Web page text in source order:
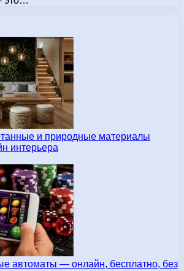
и природные материалы
интерьера
автоматы — онлайн, бесплатно, без